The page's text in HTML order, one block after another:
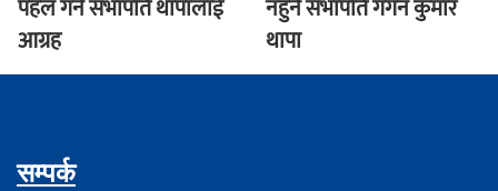
पहल गर्न सभापति थापालाई
आग्रह
नहुने सभापति गगन कुमार
थापा
सम्पर्क